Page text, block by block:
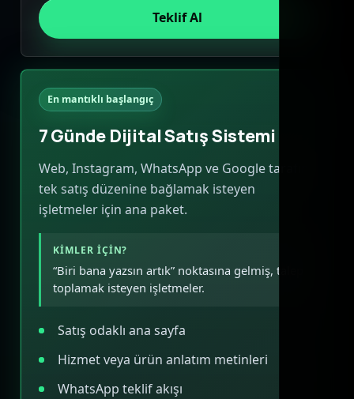
Teklif Al
En mantıklı başlangıç
7 Günde Dijital Satış Sistemi
Web, Instagram, WhatsApp ve Google tarafını
tek satış düzenine bağlamak isteyen
işletmeler için ana paket.
KIMLER IÇIN?
“Biri bana yazsın artık” noktasına gelmiş, talep
toplamak isteyen işletmeler.
Satış odaklı ana sayfa
Hizmet veya ürün anlatım metinleri
WhatsApp teklif akışı